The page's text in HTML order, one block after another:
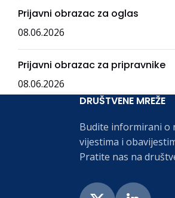
Prijavni obrazac za oglas
08.06.2026
Prijavni obrazac za pripravnike
08.06.2026
DRUŠTVENE MREŽE
Budite informirani o
vijestima i
Pratite nas na